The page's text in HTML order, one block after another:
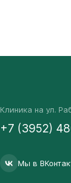
Клиника на ул.
+7 (3952)
Мы в